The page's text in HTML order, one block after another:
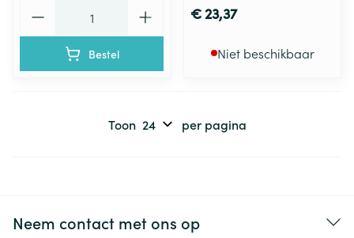
Bestel
€ 23,37
Niet beschikbaar
Toon per pagina
Neem contact met ons op